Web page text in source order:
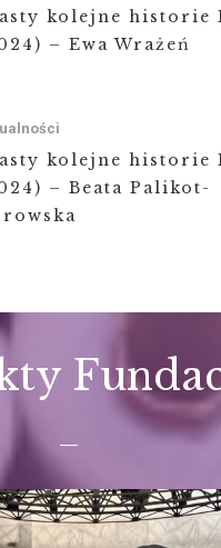
kolejne historie
– Ewa Wrażeń
kolejne historie
– Beata Palikot-
—